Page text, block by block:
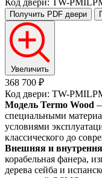
Получить PDF двери
Увеличить
368 700 ₽
Код двери: TW-
Модель Termo Wood
специальными
условиями
классического до
Внешняя и
корабельная фанера,
дерева сейба и